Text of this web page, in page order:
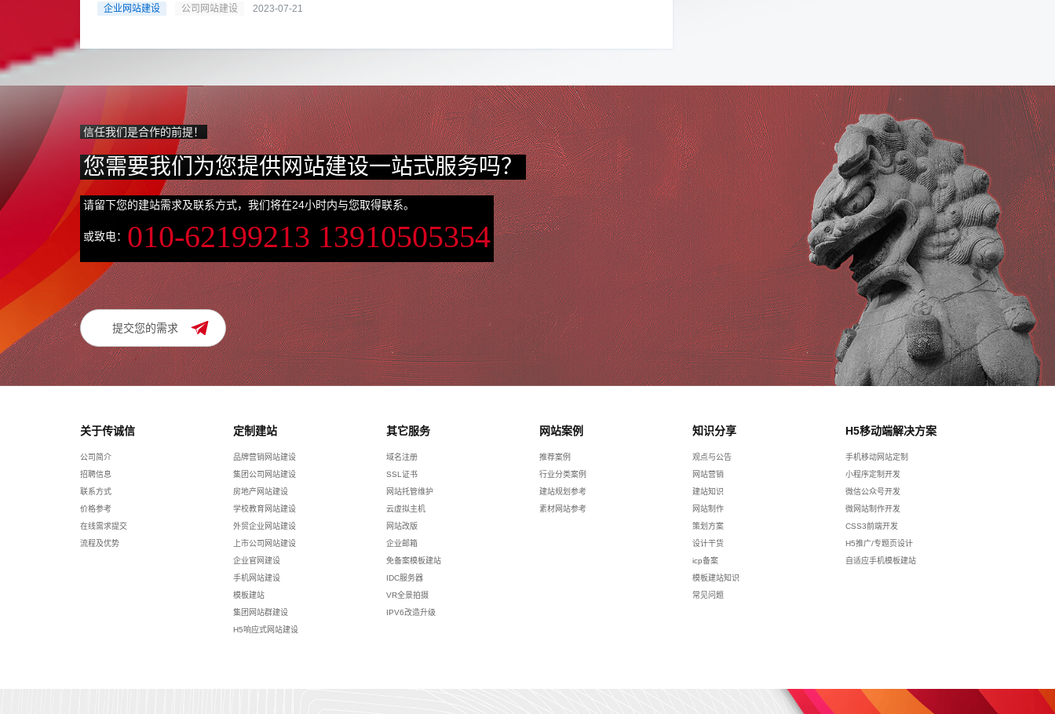
网站设计：选择一个专业的网页......
企业网站建设 公司网站建设 2023-07-21
信任我们是合作的前提！
您需要我们为您提供网站建设一站式服务吗？
请留下您的建站需求及联系方式，我们将在24小时内与您取得联系。
或致电： 010-62199213 13910505354
提交您的需求
关于传诚信
公司简介
招聘信息
联系方式
价格参考
在线需求提交
流程及优势
定制建站
品牌营销网站建设
集团公司网站建设
房地产网站建设
学校教育网站建设
外贸企业网站建设
上市公司网站建设
企业官网建设
手机网站建设
模板建站
集团网站群建设
H5响应式网站建设
其它服务
域名注册
SSL证书
网站托管维护
云虚拟主机
网站改版
企业邮箱
免备案模板建站
IDC服务器
VR全景拍摄
IPV6改造升级
网站案例
推荐案例
行业分类案例
建站规划参考
素材网站参考
知识分享
观点与公告
网站营销
建站知识
网站制作
策划方案
设计干货
icp备案
模板建站知识
常见问题
H5移动端解决方案
手机移动网站定制
小程序定制开发
微信公众号开发
微网站制作开发
CSS3前端开发
H5推广/专题页设计
自适应手机模板建站